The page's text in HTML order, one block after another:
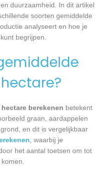
duurzaamheid. In dit artikel
soorten gemiddelde
analyseert en hoe je
begrijpen.
berekenen betekent
graan, aardappelen
en dit is vergelijkbaar
, waarbij je
het aantal toetsen om tot